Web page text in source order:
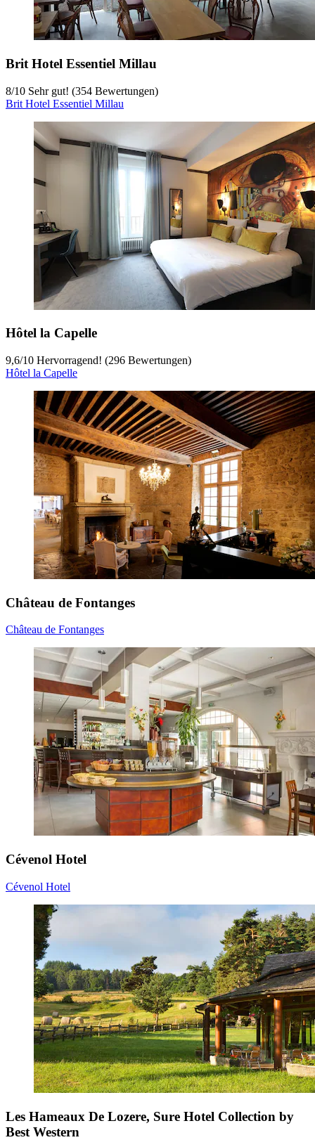
Brit Hotel Essentiel Millau
8/10 Sehr gut! (354 Bewertungen)
Brit Hotel Essentiel Millau
Hôtel la Capelle
9,6/10 Hervorragend! (296 Bewertungen)
Hôtel la Capelle
Château de Fontanges
Château de Fontanges
Cévenol Hotel
Cévenol Hotel
Les Hameaux De Lozere, Sure Hotel Collection by
Best Western